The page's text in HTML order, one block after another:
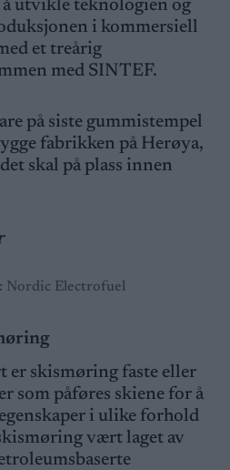
utvikle teknologien og
i kommersiell
et treårig
med SINTEF.
på siste gummistempel
fabrikken på Herøya,
skal på plass innen
Nordic Electrofuel
er skismøring faste eller
som påføres skiene for å
i ulike forhold
vært laget av